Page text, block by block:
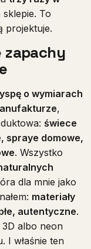
To
projektuje.
zapachy
o wymiarach
,
świece
spraye domowe,
. Wszystko
dla mnie jako
materiały
autentyczne.
albo neon
I właśnie ten